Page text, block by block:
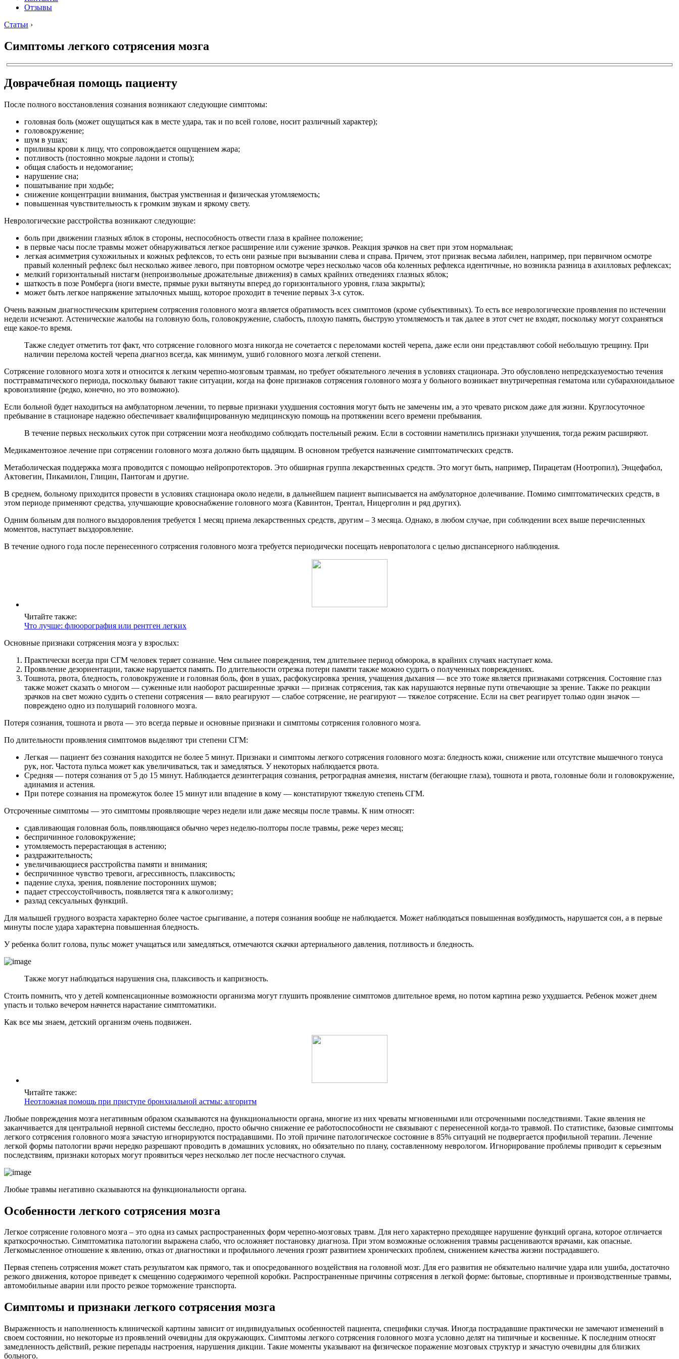
Отзывы
Статьи ›
Симптомы легкого сотрясения мозга
Доврачебная помощь пациенту
После полного восстановления сознания возникают следующие симптомы:
головная боль (может ощущаться как в месте удара, так и по всей голове, носит различный характер);
головокружение;
шум в ушах;
приливы крови к лицу, что сопровождается ощущением жара;
потливость (постоянно мокрые ладони и стопы);
общая слабость и недомогание;
нарушение сна;
пошатывание при ходьбе;
снижение концентрации внимания, быстрая умственная и физическая утомляемость;
повышенная чувствительность к громким звукам и яркому свету.
Неврологические расстройства возникают следующие:
боль при движении глазных яблок в стороны, неспособность отвести глаза в крайнее положение;
в первые часы после травмы может обнаруживаться легкое расширение или сужение зрачков. Реакция зрачков на свет при этом нормальная;
легкая асимметрия сухожильных и кожных рефлексов, то есть они разные при вызывании слева и справа. Причем, этот признак весьма лабилен, например, при первичном осмотре
правый коленный рефлекс был несколько живее левого, при повторном осмотре через несколько часов оба коленных рефлекса идентичные, но возникла разница в ахилловых рефлексах;
мелкий горизонтальный нистагм (непроизвольные дрожательные движения) в самых крайних отведениях глазных яблок;
шаткость в позе Ромберга (ноги вместе, прямые руки вытянуты вперед до горизонтального уровня, глаза закрыты);
может быть легкое напряжение затылочных мышц, которое проходит в течение первых 3-х суток.
Очень важным диагностическим критерием сотрясения головного мозга является обратимость всех симптомов (кроме субъективных). То есть все неврологические проявления по истечении
недели исчезают. Астенические жалобы на головную боль, головокружение, слабость, плохую память, быструю утомляемость и так далее в этот счет не входят, поскольку могут сохраняться
еще какое-то время.
Также следует отметить тот факт, что сотрясение головного мозга никогда не сочетается с переломами костей черепа, даже если они представляют собой небольшую трещину. При
наличии перелома костей черепа диагноз всегда, как минимум, ушиб головного мозга легкой степени.
Сотрясение головного мозга хотя и относится к легким черепно-мозговым травмам, но требует обязательного лечения в условиях стационара. Это обусловлено непредсказуемостью течения
посттравматического периода, поскольку бывают такие ситуации, когда на фоне признаков сотрясения головного мозга у больного возникает внутричерепная гематома или субарахноидальное
кровоизлияние (редко, конечно, но это возможно).
Если больной будет находиться на амбулаторном лечении, то первые признаки ухудшения состояния могут быть не замечены им, а это чревато риском даже для жизни. Круглосуточное
пребывание в стационаре надежно обеспечивает квалифицированную медицинскую помощь на протяжении всего времени пребывания.
В течение первых нескольких суток при сотрясении мозга необходимо соблюдать постельный режим. Если в состоянии наметились признаки улучшения, тогда режим расширяют.
Медикаментозное лечение при сотрясении головного мозга должно быть щадящим. В основном требуется назначение симптоматических средств.
Метаболическая поддержка мозга проводится с помощью нейропротекторов. Это обширная группа лекарственных средств. Это могут быть, например, Пирацетам (Ноотропил), Энцефабол,
Актовегин, Пикамилон, Глицин, Пантогам и другие.
В среднем, больному приходится провести в условиях стационара около недели, в дальнейшем пациент выписывается на амбулаторное долечивание. Помимо симптоматических средств, в
этом периоде применяют средства, улучшающие кровоснабжение головного мозга (Кавинтон, Трентал, Ницерголин и ряд других).
Одним больным для полного выздоровления требуется 1 месяц приема лекарственных средств, другим – 3 месяца. Однако, в любом случае, при соблюдении всех выше перечисленных
моментов, наступает выздоровление.
В течение одного года после перенесенного сотрясения головного мозга требуется периодически посещать невропатолога с целью диспансерного наблюдения.
Читайте также:
Что лучше: флюорография или рентген легких
Основные признаки сотрясения мозга у взрослых:
Практически всегда при СГМ человек теряет сознание. Чем сильнее повреждения, тем длительнее период обморока, в крайних случаях наступает кома.
Проявление дезориентации, также нарушается память. По длительности отрезка потери памяти также можно судить о полученных повреждениях.
Тошнота, рвота, бледность, головокружение и головная боль, фон в ушах, расфокусировка зрения, учащения дыхания — все это тоже является признаками сотрясения. Состояние глаз
также может сказать о многом — суженные или наоборот расширенные зрачки — признак сотрясения, так как нарушаются нервные пути отвечающие за зрение. Также по реакции
зрачков на свет можно судить о степени сотрясения — вяло реагируют — слабое сотрясение, не реагируют — тяжелое сотрясение. Если на свет реагирует только один значок —
повреждено одно из полушарий головного мозга.
Потеря сознания, тошнота и рвота — это всегда первые и основные признаки и симптомы сотрясения головного мозга.
По длительности проявления симптомов выделяют три степени СГМ:
Легкая — пациент без сознания находится не более 5 минут. Признаки и симптомы легкого сотрясения головного мозга: бледность кожи, снижение или отсутствие мышечного тонуса
рук, ног. Частота пульса может как увеличиваться, так и замедляться. У некоторых наблюдается рвота.
Средняя — потеря сознания от 5 до 15 минут. Наблюдается дезинтеграция сознания, ретроградная амнезия, нистагм (бегающие глаза), тошнота и рвота, головные боли и головокружение,
адинамия и астения.
При потере сознания на промежуток более 15 минут или впадение в кому — констатируют тяжелую степень СГМ.
Отсроченные симптомы — это симптомы проявляющие через недели или даже месяцы после травмы. К ним относят:
сдавливающая головная боль, появляющаяся обычно через неделю-полторы после травмы, реже через месяц;
беспричинное головокружение;
утомляемость перерастающая в астению;
раздражительность;
увеличивающиеся расстройства памяти и внимания;
беспричинное чувство тревоги, агрессивность, плаксивость;
падение слуха, зрения, появление посторонних шумов;
падает стрессоустойчивость, появляется тяга к алкоголизму;
разлад сексуальных функций.
Для малышей грудного возраста характерно более частое срыгивание, а потеря сознания вообще не наблюдается. Может наблюдаться повышенная возбудимость, нарушается сон, а в первые
минуты после удара характерна повышенная бледность.
У ребенка болит голова, пульс может учащаться или замедляться, отмечаются скачки артериального давления, потливость и бледность.
Также могут наблюдаться нарушения сна, плаксивость и капризность.
Стоить помнить, что у детей компенсационные возможности организма могут глушить проявление симптомов длительное время, но потом картина резко ухудшается. Ребенок может днем
упасть и только вечером начнется нарастание симптоматики.
Как все мы знаем, детский организм очень подвижен.
Читайте также:
Неотложная помощь при приступе бронхиальной астмы: алгоритм
Любые повреждения мозга негативным образом сказываются на функциональности органа, многие из них чреваты мгновенными или отсроченными последствиями. Такие явления не
заканчивается для центральной нервной системы бесследно, просто обычно снижение ее работоспособности не связывают с перенесенной когда-то травмой. По статистике, базовые симптомы
легкого сотрясения головного мозга зачастую игнорируются пострадавшими. По этой причине патологическое состояние в 85% ситуаций не подвергается профильной терапии. Лечение
легкой формы патологии врачи нередко разрешают проводить в домашних условиях, но обязательно по плану, составленному неврологом. Игнорирование проблемы приводит к серьезным
последствиям, признаки которых могут проявиться через несколько лет после несчастного случая.
Любые травмы негативно сказываются на функциональности органа.
Особенности легкого сотрясения мозга
Легкое сотрясение головного мозга – это одна из самых распространенных форм черепно-мозговых травм. Для него характерно преходящее нарушение функций органа, которое отличается
краткосрочностью. Симптоматика патологии выражена слабо, что осложняет постановку диагноза. При этом возможные осложнения травмы расцениваются врачами, как опасные.
Легкомысленное отношение к явлению, отказ от диагностики и профильного лечения грозят развитием хронических проблем, снижением качества жизни пострадавшего.
Первая степень сотрясения может стать результатом как прямого, так и опосредованного воздействия на головной мозг. Для его развития не обязательно наличие удара или ушиба, достаточно
резкого движения, которое приведет к смещению содержимого черепной коробки. Распространенные причины сотрясения в легкой форме: бытовые, спортивные и производственные травмы,
автомобильные аварии или просто резкое торможение транспорта.
Симптомы и признаки легкого сотрясения мозга
Выраженность и наполненность клинической картины зависит от индивидуальных особенностей пациента, специфики случая. Иногда пострадавшие практически не замечают изменений в
своем состоянии, но некоторые из проявлений очевидны для окружающих. Симптомы легкого сотрясения головного мозга условно делят на типичные и косвенные. К последним относят
замедленность действий, резкие перепады настроения, нарушения дикции. Такие моменты указывают на физическое поражение мозговых структур и зачастую очевидны для близких
больного.